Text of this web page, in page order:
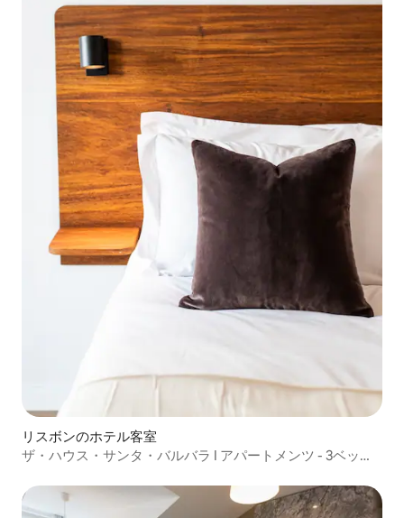
リスボンのホテル客室
ザ・ハウス・サンタ・バルバラ I アパートメンツ - 3ベッド